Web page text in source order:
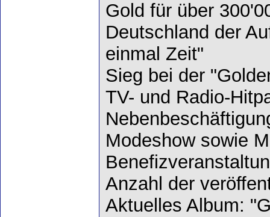
Gold für über
Deutschland der
einmal Zeit"
Sieg bei der
TV- und Radio-
Modeshow sowie
Anzahl der
Aktuelles Album: